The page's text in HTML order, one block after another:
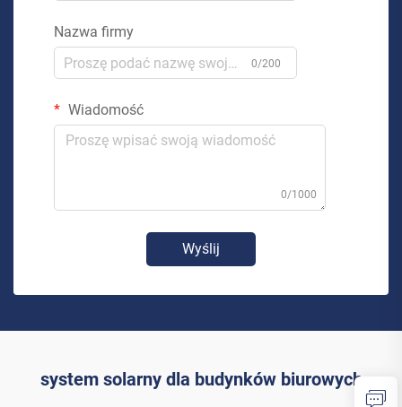
Nazwa firmy
0/200
Wiadomość
0/1000
Wyślij
system solarny dla budynków biurowych